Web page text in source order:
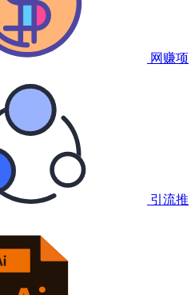
网赚项
引流推